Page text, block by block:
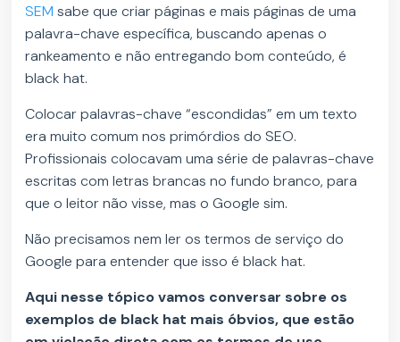
SEM sabe que criar páginas e mais páginas de uma
palavra-chave específica, buscando apenas o
rankeamento e não entregando bom conteúdo, é
black hat.
Colocar palavras-chave “escondidas” em um texto
era muito comum nos primórdios do SEO.
Profissionais colocavam uma série de palavras-chave
escritas com letras brancas no fundo branco, para
que o leitor não visse, mas o Google sim.
Não precisamos nem ler os termos de serviço do
Google para entender que isso é black hat.
Aqui nesse tópico vamos conversar sobre os
exemplos de black hat mais óbvios, que estão